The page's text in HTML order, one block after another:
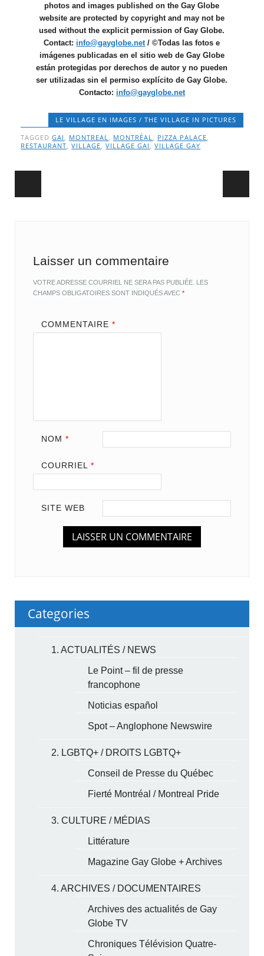
photos and images published on the Gay Globe
website are protected by copyright and may not be
used without the explicit permission of Gay Globe.
Contact: info@gayglobe.net/ ©Todas las fotos e
imágenes publicadas en el sitio web de Gay Globe
están protegidas por derechos de autor y no pueden
ser utilizadas sin el permiso explícito de Gay Globe.
Contacto: info@gayglobe.net
LE VILLAGE EN IMAGES / THE VILLAGE IN PICTURES
TAGGEDGAI , MONTREAL, MONTRÉAL, PIZZA PALACE,
RESTAURANT,VILLAGE,VILLAGE GAI ,VILLAGE GAY
Post navigation
Laisser un commentaire
VOTRE ADRESSE COURRIEL NE SERA PAS PUBLIÉE. LES
CHAMPS OBLIGATOIRES SONT INDIQUÉS AVEC*
COMMENTAIRE *
NOM *
COURRIEL *
SITE WEB
Categories
1. ACTUALITÉS / NEWS
Le Point – fil de presse
francophone
Noticias español
Spot – Anglophone Newswire
2. LGBTQ+ / DROITS LGBTQ+
Conseil de Presse du Québec
Fierté Montréal / Montreal Pride
3. CULTURE / MÉDIAS
Littérature
Magazine Gay Globe + Archives
4. ARCHIVES / DOCUMENTAIRES
Archives des actualités de Gay
Globe TV
Chroniques Télévision Quatre-